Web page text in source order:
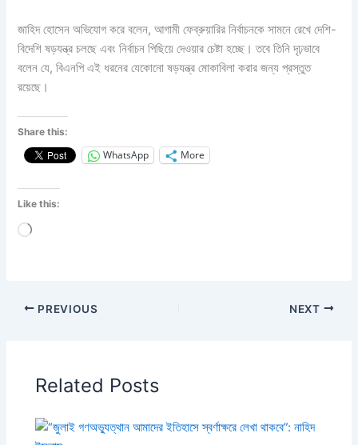
জাহিদ হোসেন অভিযোগ করে বলেন, আগামী ফেব্রুয়ারির নির্বাচনকে সামনে রেখে দেশি-
বিদেশি ষড়যন্ত্র চলছে এবং নির্বাচন পিছিয়ে দেওয়ার চেষ্টা হচ্ছে। তবে তিনি দৃঢ়ভাবে
বলেন যে, বিএনপি এই ধরনের যেকোনো ষড়যন্ত্র মোকাবিলা করার জন্য প্রস্তুত
রয়েছে।
Share this:
WhatsApp More
Like this:
Loading…
PREVIOUS NEXT
Related Posts